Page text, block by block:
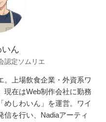
ん
認定ソムリエ
。上場飲食企業・外資系ワ
現在はWeb制作会社に勤務
めしわいん」を運営。ワイ
信を行い、Nadiaアーティ